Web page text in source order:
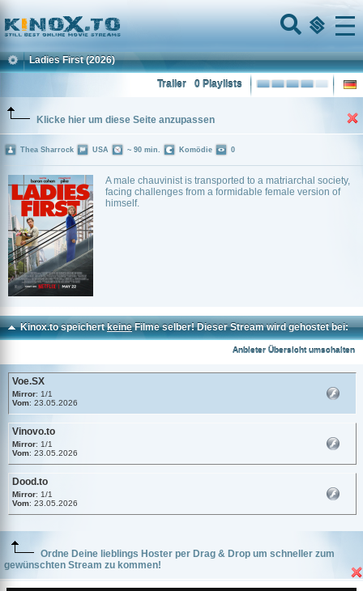
Home
Menu
Ladies First (2026)
0 Playlists
Trailer
Klicke hier um diese Seite anzupassen
A male chauvinist is transported to a matriarchal society,
facing challenges from a formidable female version of
himself.
Thea Sharrock USA ~ 90 min. Komödie 0
Kinox.to speichertkeineFilme selber! Dieser Stream wird gehostet bei:
Anbieter Übersicht umschalten
Voe.SX
Mirror: 1/1
Vom: 23.05.2026
Vinovo.to
Mirror: 1/1
Vom: 23.05.2026
Dood.to
Mirror: 1/1
Vom: 23.05.2026
Ordne Deine lieblings Hoster per Drag & Drop um schneller zum
gewünschten Stream zu kommen!